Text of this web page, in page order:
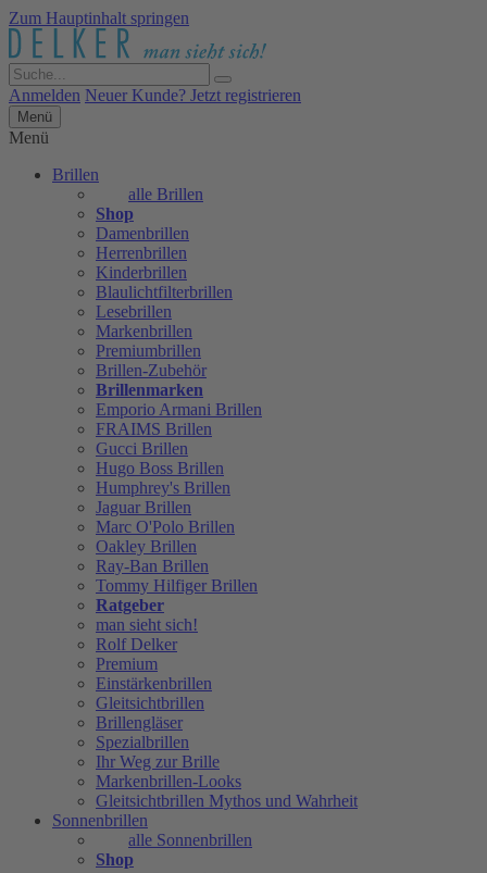
Zum Hauptinhalt springen
Anmelden Neuer Kunde? Jetzt registrieren
Menü
Menü
Brillen
alle Brillen
Shop
Damenbrillen
Herrenbrillen
Kinderbrillen
Blaulichtfilterbrillen
Lesebrillen
Markenbrillen
Premiumbrillen
Brillen-Zubehör
Brillenmarken
Emporio Armani Brillen
FRAIMS Brillen
Gucci Brillen
Hugo Boss Brillen
Humphrey's Brillen
Jaguar Brillen
Marc O'Polo Brillen
Oakley Brillen
Ray-Ban Brillen
Tommy Hilfiger Brillen
Ratgeber
man sieht sich!
Rolf Delker
Premium
Einstärkenbrillen
Gleitsichtbrillen
Brillengläser
Spezialbrillen
Ihr Weg zur Brille
Markenbrillen-Looks
Gleitsichtbrillen Mythos und Wahrheit
Sonnenbrillen
alle Sonnenbrillen
Shop